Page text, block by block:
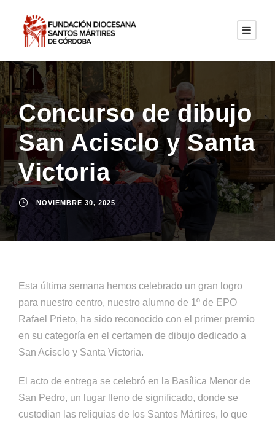
Concurso de dibujo
San Acisclo y Santa
Victoria
NOVIEMBRE 30, 2025
Esta última semana hemos celebrado un gran logro
para nuestro centro, nuestro alumno de 1º de EPO
Rafael Prieto, ha sido reconocido con el primer premio
en su categoría en el certamen de dibujo dedicado a
San Acisclo y Santa Victoria.
El acto de entrega se celebró en la Basílica Menor de
San Pedro, un lugar lleno de significado, donde se
custodian las reliquias de los Santos Mártires, lo que